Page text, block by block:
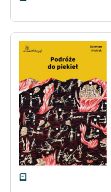
skandynawskiej literatury
Ręce pełne poezji
Kolekcje edukacyjne
twórców przechodzących
do domeny publicznej,
lektur szkolnych oraz
Starego Testamentu
Odkurzamy bohaterów
Szkoła Poezji Wolnych
Lektur